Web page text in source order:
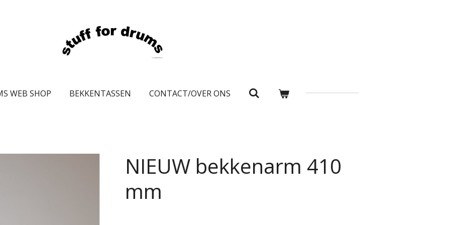
WEB SHOP BEKKENTASSEN CONTACT/OVER ONS
NIEUW bekkenarm 410
mm